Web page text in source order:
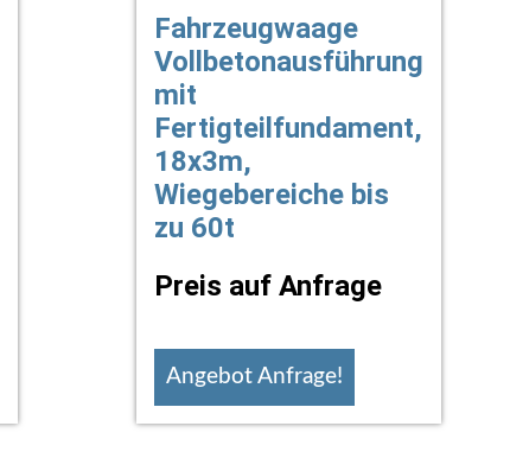
Fahrzeugwaage
Vollbetonausführung
mit
Fertigteilfundament,
18x3m,
Wiegebereiche bis
zu 60t
Preis auf Anfrage
Angebot Anfrage!